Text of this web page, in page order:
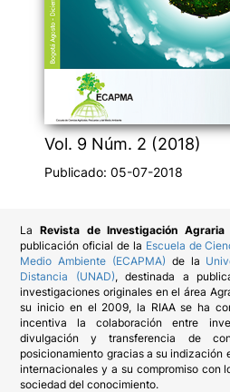
Vol. 9 Núm. 2 (2018)
Publicado: 05-07-2018
La Revista de Investigación
publicación oficial de la Escuela de
Medio Ambiente (ECAPMA) de la
Distancia (UNAD), destinada a
investigaciones originales en el área
su inicio en el 2009, la RIAA se ha
incentiva la colaboración entre
divulgación y transferencia de
posicionamiento gracias a su indización
internacionales y a su compromiso con
sociedad del conocimiento.